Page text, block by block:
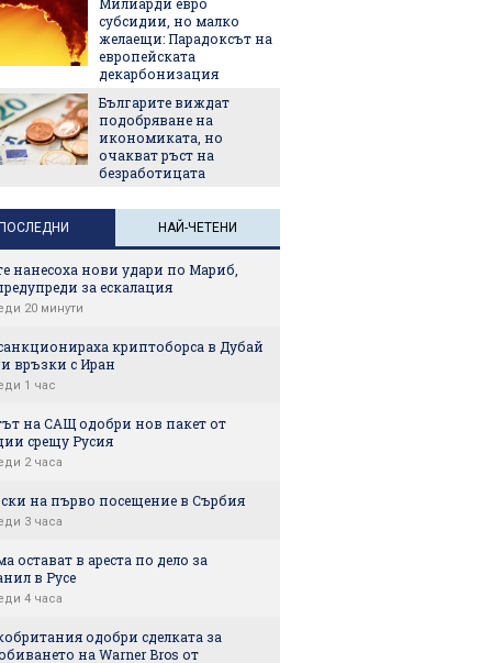
субсидии, но малко
желаещи: Парадоксът на
европейската
декарбонизация
Българите виждат
подобряване на
икономиката, но
очакват ръст на
безработицата
НАЙ-ЧЕТЕНИ
нанесоха нови удари по Мариб,
за ескалация
20 минути
криптоборса в Дубай
връзки с Иран
1 час
на САЩ одобри нов пакет от
срещу Русия
2 часа
на първо посещение в Сърбия
3 часа
остават в ареста по дело за
в Русе
4 часа
одобри сделката за
на Warner Bros от